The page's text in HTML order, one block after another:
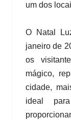
um dos
O Natal
janeiro de
os
mágico,
cidade,
ideal